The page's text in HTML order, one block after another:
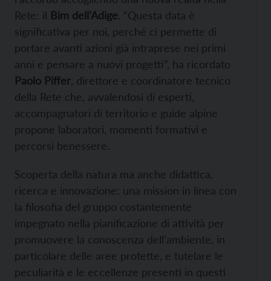
Rete: il Bim dell’Adige. “Questa data è
significativa per noi, perché ci permette di
portare avanti azioni già intraprese nei primi
anni e pensare a nuovi progetti”, ha ricordato
Paolo Piffer, direttore e coordinatore tecnico
della Rete che, avvalendosi di esperti,
accompagnatori di territorio e guide alpine
propone laboratori, momenti formativi e
percorsi benessere.
Scoperta della natura ma anche didattica,
ricerca e innovazione: una mission in linea con
la filosofia del gruppo costantemente
impegnato nella pianificazione di attività per
promuovere la conoscenza dell’ambiente, in
particolare delle aree protette, e tutelare le
peculiarità e le eccellenze presenti in questi